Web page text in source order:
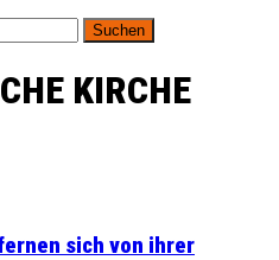
KIRCHE
sich von ihrer